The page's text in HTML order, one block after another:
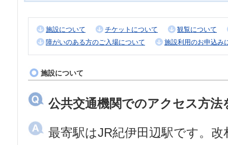
施設について チケットについて
観覧について
障がいのある方のご入場について
施設利用のお申込み
施設について
公共交通機関でのアクセス方法
最寄駅はJR紀伊田辺駅です。